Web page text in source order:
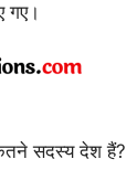
गए।
सदस्य देश हैं?